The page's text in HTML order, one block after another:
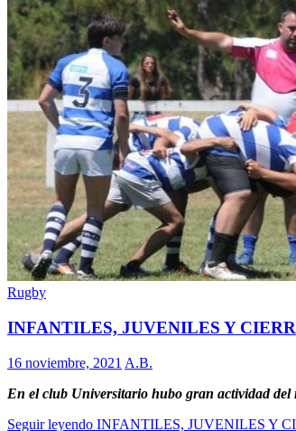
Rugby
INFANTILES, JUVENILES Y
16 noviembre, 2021 A.B.
En el club Universitario hubo gran actividad
Seguir leyendo INFANTILES, JUVENILES Y